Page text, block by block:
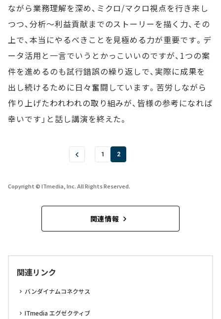
ながら業務理解を深め、ミクロ/マクロ視点を行き来し
つつ、分析～利益貢献までのストーリーを描く力、その
上で、本当にやるべきことを見極める力が重要です。デ
ータ活用と一言でいうとかっこいいのですが、1つの案
件を進めるのも試行錯誤の繰り返しで、実際に成果を
出し続けるために日々奮闘しています。苦労しながら
作り上げたわれわれの取り組みが、皆様の参考になれば
幸いです」と話し講演を終えた。
1 2
Copyright © ITmedia, Inc. All Rights Reserved.
関連情報
関連リンク
バンダイナムコネクサス
ITmedia エグゼクティブ